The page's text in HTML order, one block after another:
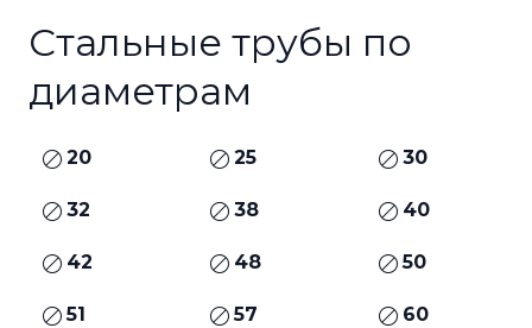
Стальные трубы по
диаметрам
20 25 30
32 38 40
42 48 50
51 57 60